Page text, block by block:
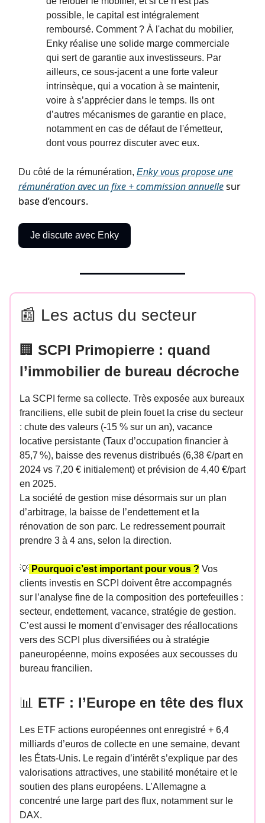
possible, le capital est intégralement
remboursé. Comment ? À l'achat du mobilier,
Enky réalise une solide marge commerciale
qui sert de garantie aux investisseurs. Par
ailleurs, ce sous-jacent a une forte valeur
intrinsèque, qui a vocation à se maintenir,
voire à s’apprécier dans le temps. Ils ont
d’autres mécanismes de garantie en place,
notamment en cas de défaut de l'émetteur,
dont vous pourrez discuter avec eux.
Du côté de la rémunération, Enkyvous propose une
rémunération avec un fixe + commission annuellesur
base d’encours.
Je discute avec Enky
📰 Les actus du secteur
🏢 SCPI Primopierre : quand
l’immobilier de bureau décroche
La SCPI ferme sa collecte. Très exposée aux bureaux
franciliens, elle subit de plein fouet la crise du secteur
: chute des valeurs (-15 % sur un an), vacance
locative persistante (Taux d’occupation financier à
85,7 %), baisse des revenus distribués (6,38 €/part en
2024 vs 7,20 € initialement) et prévision de 4,40 €/part
en 2025.
La société de gestion mise désormais sur un plan
d’arbitrage, la baisse de l’endettement et la
rénovation de son parc. Le redressement pourrait
prendre 3 à 4 ans, selon la direction.
💡 Pourquoi c’est important pour vous ? Vos
clients investis en SCPI doivent être accompagnés
sur l’analyse fine de la composition des portefeuilles :
secteur, endettement, vacance, stratégie de gestion.
C’est aussi le moment d’envisager des réallocations
vers des SCPI plus diversifiées ou à stratégie
paneuropéenne, moins exposées aux secousses du
bureau francilien.
📊 ETF : l’Europe en tête des flux
Les ETF actions européennes ont enregistré + 6,4
milliards d’euros de collecte en une semaine, devant
les États-Unis. Le regain d’intérêt s’explique par des
valorisations attractives, une stabilité monétaire et le
soutien des plans européens. L’Allemagne a
concentré une large part des flux, notamment sur le
DAX.